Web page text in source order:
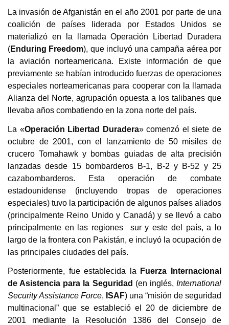
La invasión de Afganistán en el año 2001 por parte de una
coalición de países liderada por Estados Unidos se
materializó en la llamada Operación Libertad Duradera
(Enduring Freedom), que incluyó una campaña aérea por
la aviación norteamericana. Existe información de que
previamente se habían introducido fuerzas de operaciones
especiales norteamericanas para cooperar con la llamada
Alianza del Norte, agrupación opuesta a los talibanes que
llevaba años combatiendo en la zona norte del país.
La «Operación Libertad Duradera» comenzó el siete de
octubre de 2001, con el lanzamiento de 50 misiles de
crucero Tomahawk y bombas guiadas de alta precisión
lanzadas desde 15 bombarderos B-1, B-2 y B-52 y 25
cazabombarderos. Esta operación de combate
estadounidense (incluyendo tropas de operaciones
especiales) tuvo la participación de algunos países aliados
(principalmente Reino Unido y Canadá) y se llevó a cabo
principalmente en las regiones sur y este del país, a lo
largo de la frontera con Pakistán, e incluyó la ocupación de
las principales ciudades del país.
Posteriormente, fue establecida la
Fuerza Internacional
de Asistencia para la Seguridad (en inglés,International
Security Assistance Force, ISAF) una “misión de seguridad
multinacional” que se estableció el 20 de diciembre de
2001 mediante la Resolución 1386 del Consejo de